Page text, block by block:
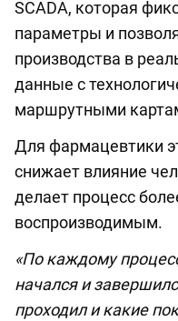
SCADA, которая
параметры и
производства в
данные с
маршрутными
Для фармацевтики
снижает влияние
делает процесс
воспроизводимым.
«По каждому
начался и
проходил и какие